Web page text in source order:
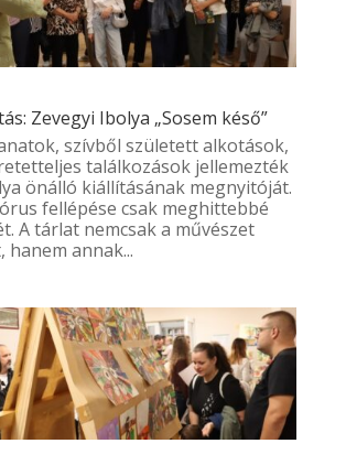
Zevegyi Ibolya „Sosem késő”
szívből született alkotások,
találkozások jellemezték
önálló kiállításának megnyitóját.
fellépése csak meghittebbé
A tárlat nemcsak a művészet
hanem annak...